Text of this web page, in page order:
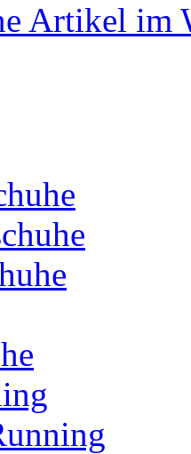
Artikel im